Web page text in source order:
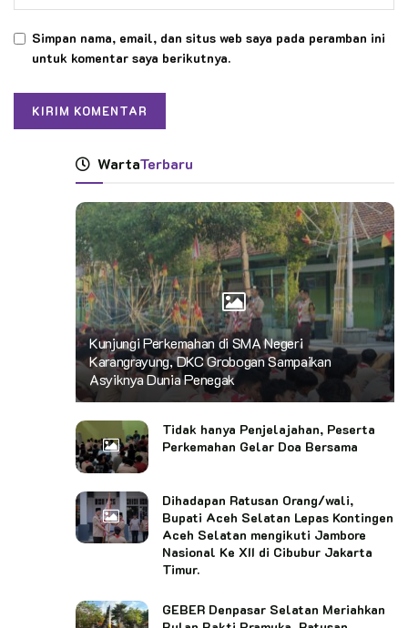
Simpan nama, email, dan situs web saya pada peramban ini
untuk komentar saya berikutnya.
WartaTerbaru
Kunjungi Perkemahan di SMA Negeri
Karangrayung, DKC Grobogan Sampaikan
Asyiknya Dunia Penegak
Tidak hanya Penjelajahan, Peserta
Perkemahan Gelar Doa Bersama
Dihadapan Ratusan Orang/wali,
Bupati Aceh Selatan Lepas Kontingen
Aceh Selatan mengikuti Jambore
Nasional Ke XII di Cibubur Jakarta
Timur.
GEBER Denpasar Selatan Meriahkan